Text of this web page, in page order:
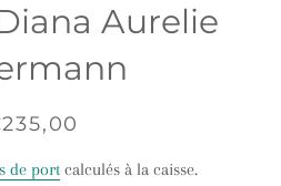
Aurelie
de port calculés à la caisse.